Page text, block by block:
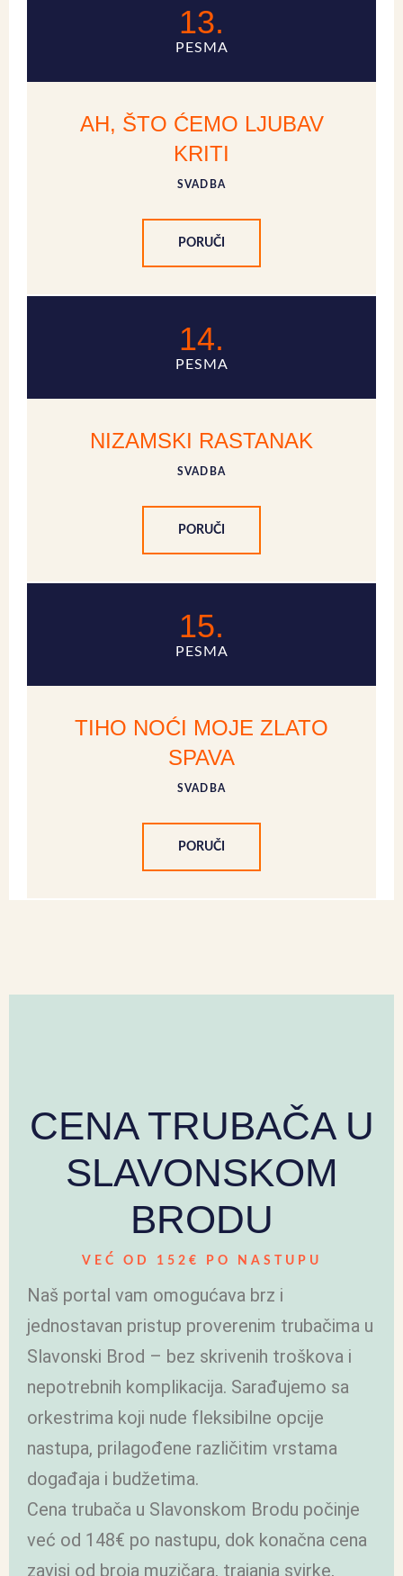
13.
PESMA
AH, ŠTO ĆEMO LJUBAV
KRITI
SVADBA
PORUČI
14.
PESMA
NIZAMSKI RASTANAK
SVADBA
PORUČI
15.
PESMA
TIHO NOĆI MOJE ZLATO
SPAVA
SVADBA
PORUČI
CENA TRUBAČA U
SLAVONSKOM
BRODU
VEĆ OD 152€ PO NASTUPU
Naš portal vam omogućava brz i
jednostavan pristup proverenim trubačima u
Slavonski Brod – bez skrivenih troškova i
nepotrebnih komplikacija. Sarađujemo sa
orkestrima koji nude fleksibilne opcije
nastupa, prilagođene različitim vrstama
događaja i budžetima.
Cena trubača u Slavonskom Brodu počinje
već od 148€ po nastupu, dok konačna cena
zavisi od broja muzičara, trajanja svirke,